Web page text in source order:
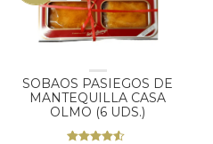
SOBAOS PASIEGOS DE
MANTEQUILLA CASA
OLMO (6 UDS.)